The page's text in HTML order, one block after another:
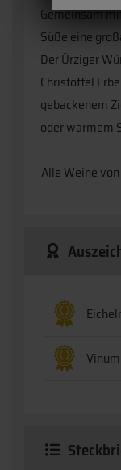
Gemeinsam
Süße eine
Der Ürziger
Christoffel
gebackenem
oder warmem
Alle Weine